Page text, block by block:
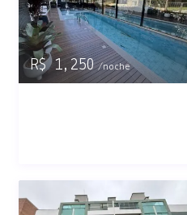
R$ 1,250/noche